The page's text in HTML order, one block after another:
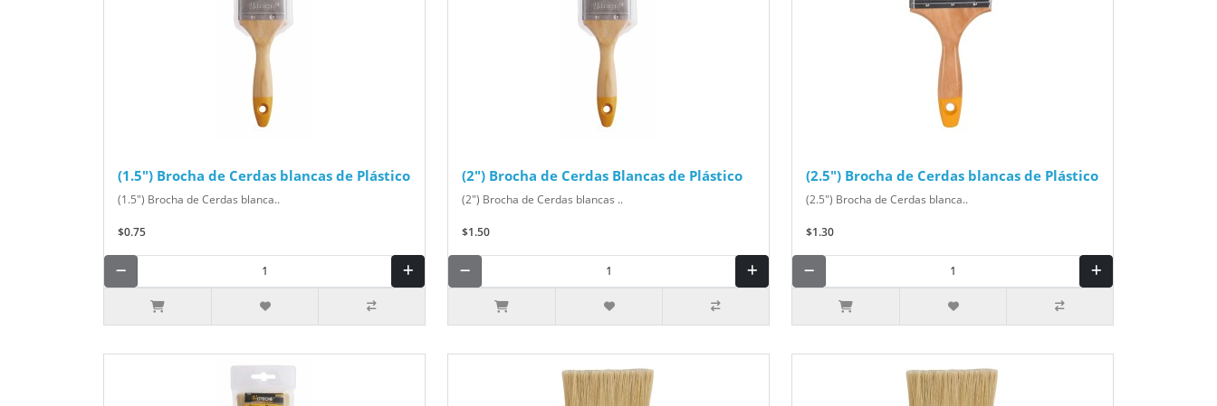
(1.5") Brocha de Cerdas blancas de Plástico
(1.5") Brocha de Cerdas blanca..
$0.75
(2") Brocha de Cerdas Blancas de Plástico
(2") Brocha de Cerdas blancas ..
$1.50
(2.5") Brocha de Cerdas blancas de Plástico
(2.5") Brocha de Cerdas blanca..
$1.30